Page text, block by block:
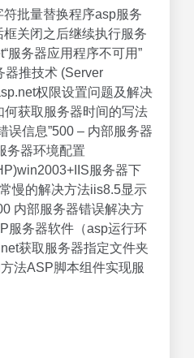
批量替换程序asp服务
关闭之后继续执行服务
服务器应用程序不可用”
器推技术 (Server
权限设置问题及解决
获取服务器时间的写法
误信息”500 – 内部服务器
务器环境配置
服务器下
慢的解决方法iis8.5显示
内部服务器错误解决方
服务器软件（asp运行环
获取服务器指定文件夹
法ASP脚本组件实现服